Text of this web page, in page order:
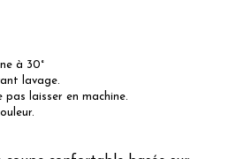
à 30°
lavage.
pas laisser en machine.